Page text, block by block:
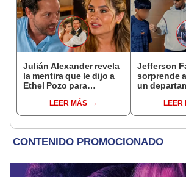
Julián Alexander revela
la mentira que le dijo a
Ethel Pozo para
hubiéramos salido”
LEER MÁS
Jefferson
sorprende
un
fútbol: "Lo
corazón"
LEER